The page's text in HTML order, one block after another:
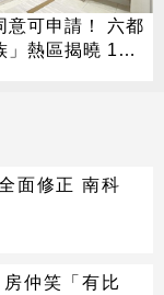
意可申請！ 六都
」熱區揭曉 1縣
面修正 南科
仲笑「有比